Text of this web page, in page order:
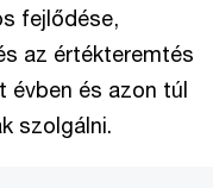
fejlődése,
az értékteremtés
évben és azon túl
szolgálni.